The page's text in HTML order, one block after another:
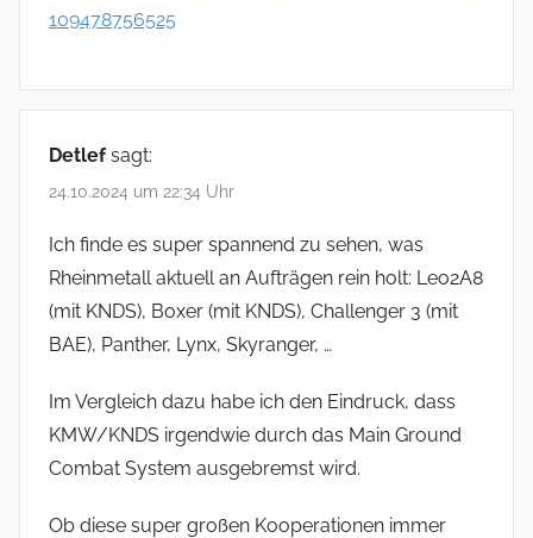
109478756525
Detlef sagt:
24.10.2024 um 22:34 Uhr
Ich finde es super spannend zu sehen, was
Rheinmetall aktuell an Aufträgen rein holt: Leo2A8
(mit KNDS), Boxer (mit KNDS), Challenger 3 (mit
BAE), Panther, Lynx, Skyranger, …
Im Vergleich dazu habe ich den Eindruck, dass
KMW/KNDS irgendwie durch das Main Ground
Combat System ausgebremst wird.
Ob diese super großen Kooperationen immer